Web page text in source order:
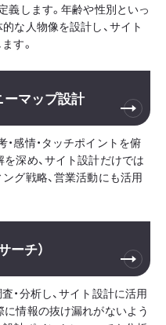
義します。年齢や性別といっ
な人物像を設計し、サイト
す。
マップ設計
感情・タッチポイントを俯
深め、サイト設計だけでは
グ戦略、営業活動にも活用
ーチ）
・分析し、サイト設計に活用
に情報の抜け漏れがないよう